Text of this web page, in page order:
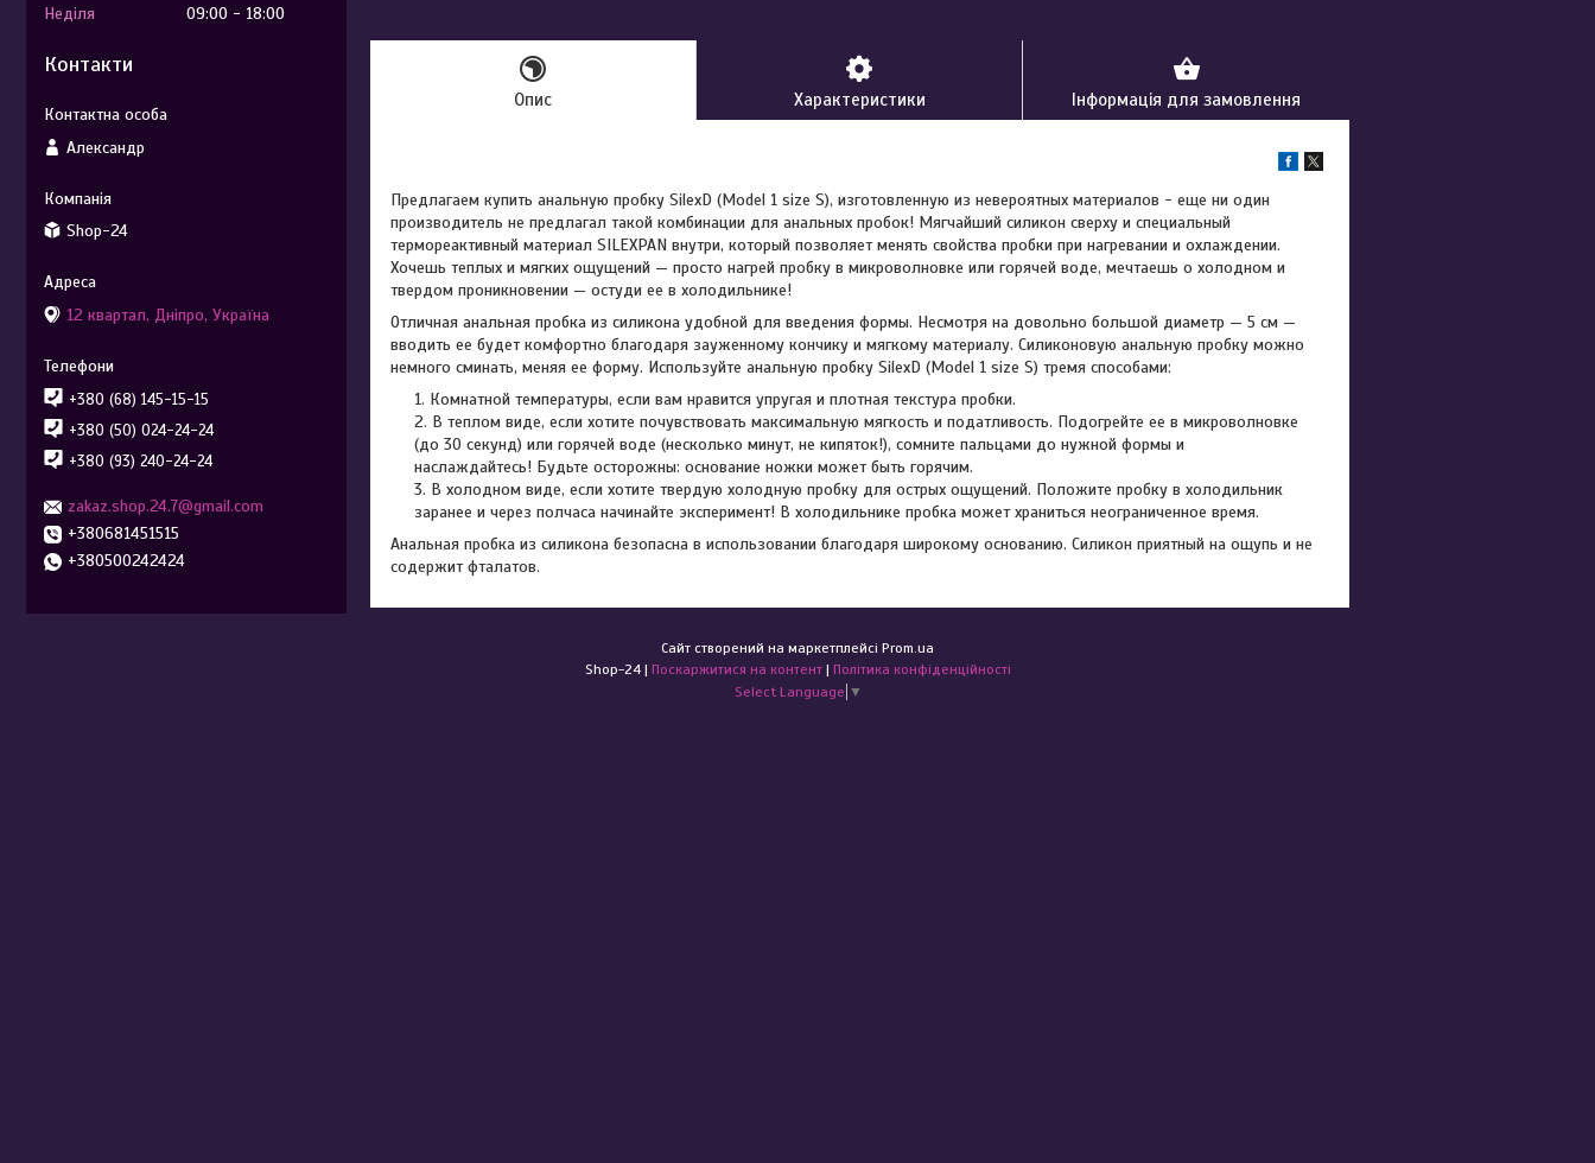
Опис Характеристики Інформація для замовлення
Предлагаем купить анальную пробку SilexD (Model 1 size S), изготовленную из невероятных материалов - еще ни один
производитель не предлагал такой комбинации для анальных пробок! Мягчайший силикон сверху и специальный
термореактивный материал SILEXPAN внутри, который позволяет менять свойства пробки при нагревании и охлаждении.
Хочешь теплых и мягких ощущений — просто нагрей пробку в микроволновке или горячей воде, мечтаешь о холодном и
твердом проникновении — остуди ее в холодильнике!
Отличная анальная пробка из силикона удобной для введения формы. Несмотря на довольно большой диаметр — 5 см —
вводить ее будет комфортно благодаря зауженному кончику и мягкому материалу. Силиконовую анальную пробку можно
немного сминать, меняя ее форму. Используйте анальную пробку SilexD (Model 1 size S) тремя способами:
Комнатной температуры, если вам нравится упругая и плотная текстура пробки.
В теплом виде, если хотите почувствовать максимальную мягкость и податливость. Подогрейте ее в микроволновке
(до 30 секунд) или горячей воде (несколько минут, не кипяток!), сомните пальцами до нужной формы и
наслаждайтесь! Будьте осторожны: основание ножки может быть горячим.
В холодном виде, если хотите твердую холодную пробку для острых ощущений. Положите пробку в холодильник
заранее и через полчаса начинайте эксперимент! В холодильнике пробка может храниться неограниченное время.
Анальная пробка из силикона безопасна в использовании благодаря широкому основанию. Силикон приятный на ощупь и не
содержит фталатов.
Неділя
09:00 18:00
Контакти
Александр
Shop-24
12 квартал, Дніпро, Україна
+380 (68) 145-15-15
+380 (50) 024-24-24
+380 (93) 240-24-24
zakaz.shop.24.7@gmail.com
+380681451515
+380500242424
Сайт створений на маркетплейсі Prom.ua
Shop-24 | Поскаржитися на контент | Політика конфіденційності
Select Language ▼